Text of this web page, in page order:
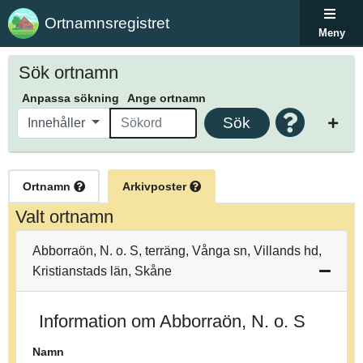
Ortnamnsregistret
Meny
Sök ortnamn
Anpassa sökning Ange ortnamn
Innehåller Sök
Ortnamn Arkivposter
Valt ortnamn
Abborraön, N. o. S, terräng, Vånga sn, Villands hd,
Kristianstads län, Skåne
Information om Abborraön, N. o. S
Namn